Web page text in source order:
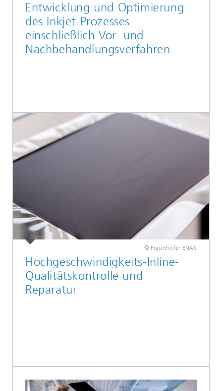
Entwicklung und Optimierung
des Inkjet-Prozesses
einschließlich Vor- und
Nachbehandlungsverfahren
© Fraunhofer ENAS
Hochgeschwindigkeits-Inline-
Qualitätskontrolle und
Reparatur